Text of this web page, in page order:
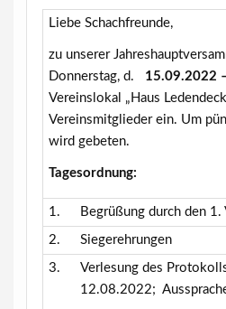
Liebe Schachfreunde,
zu unserer
Donnerstag, d. 15.09.2022
Vereinslokal „Haus
Vereinsmitglieder ein. Um
wird gebeten.
Tagesordnung:
1. Begrüßung durch den 1.
2. Siegerehrungen
3.
Verlesung des
12.08.2022;